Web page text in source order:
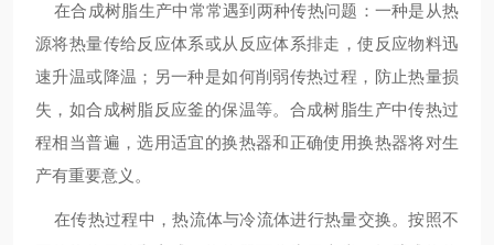
在合成树脂生产中常常遇到两种传热问题：一种是从热
源将热量传给反应体系或从反应体系排走，使反应物料迅
速升温或降温；另一种是如何削弱传热过程，防止热量损
失，如合成树脂反应釜的保温等。合成树脂生产中传热过
程相当普遍，选用适宜的换热器和正确使用换热器将对生
产有重要意义。
在传热过程中，热流体与冷流体进行热量交换。按照不